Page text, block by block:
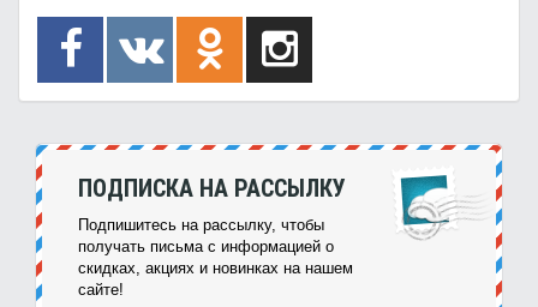
ПОДПИСКА НА РАССЫЛКУ
Подпишитесь на рассылку, чтобы
получать письма с информацией о
скидках, акциях и новинках на нашем
сайте!